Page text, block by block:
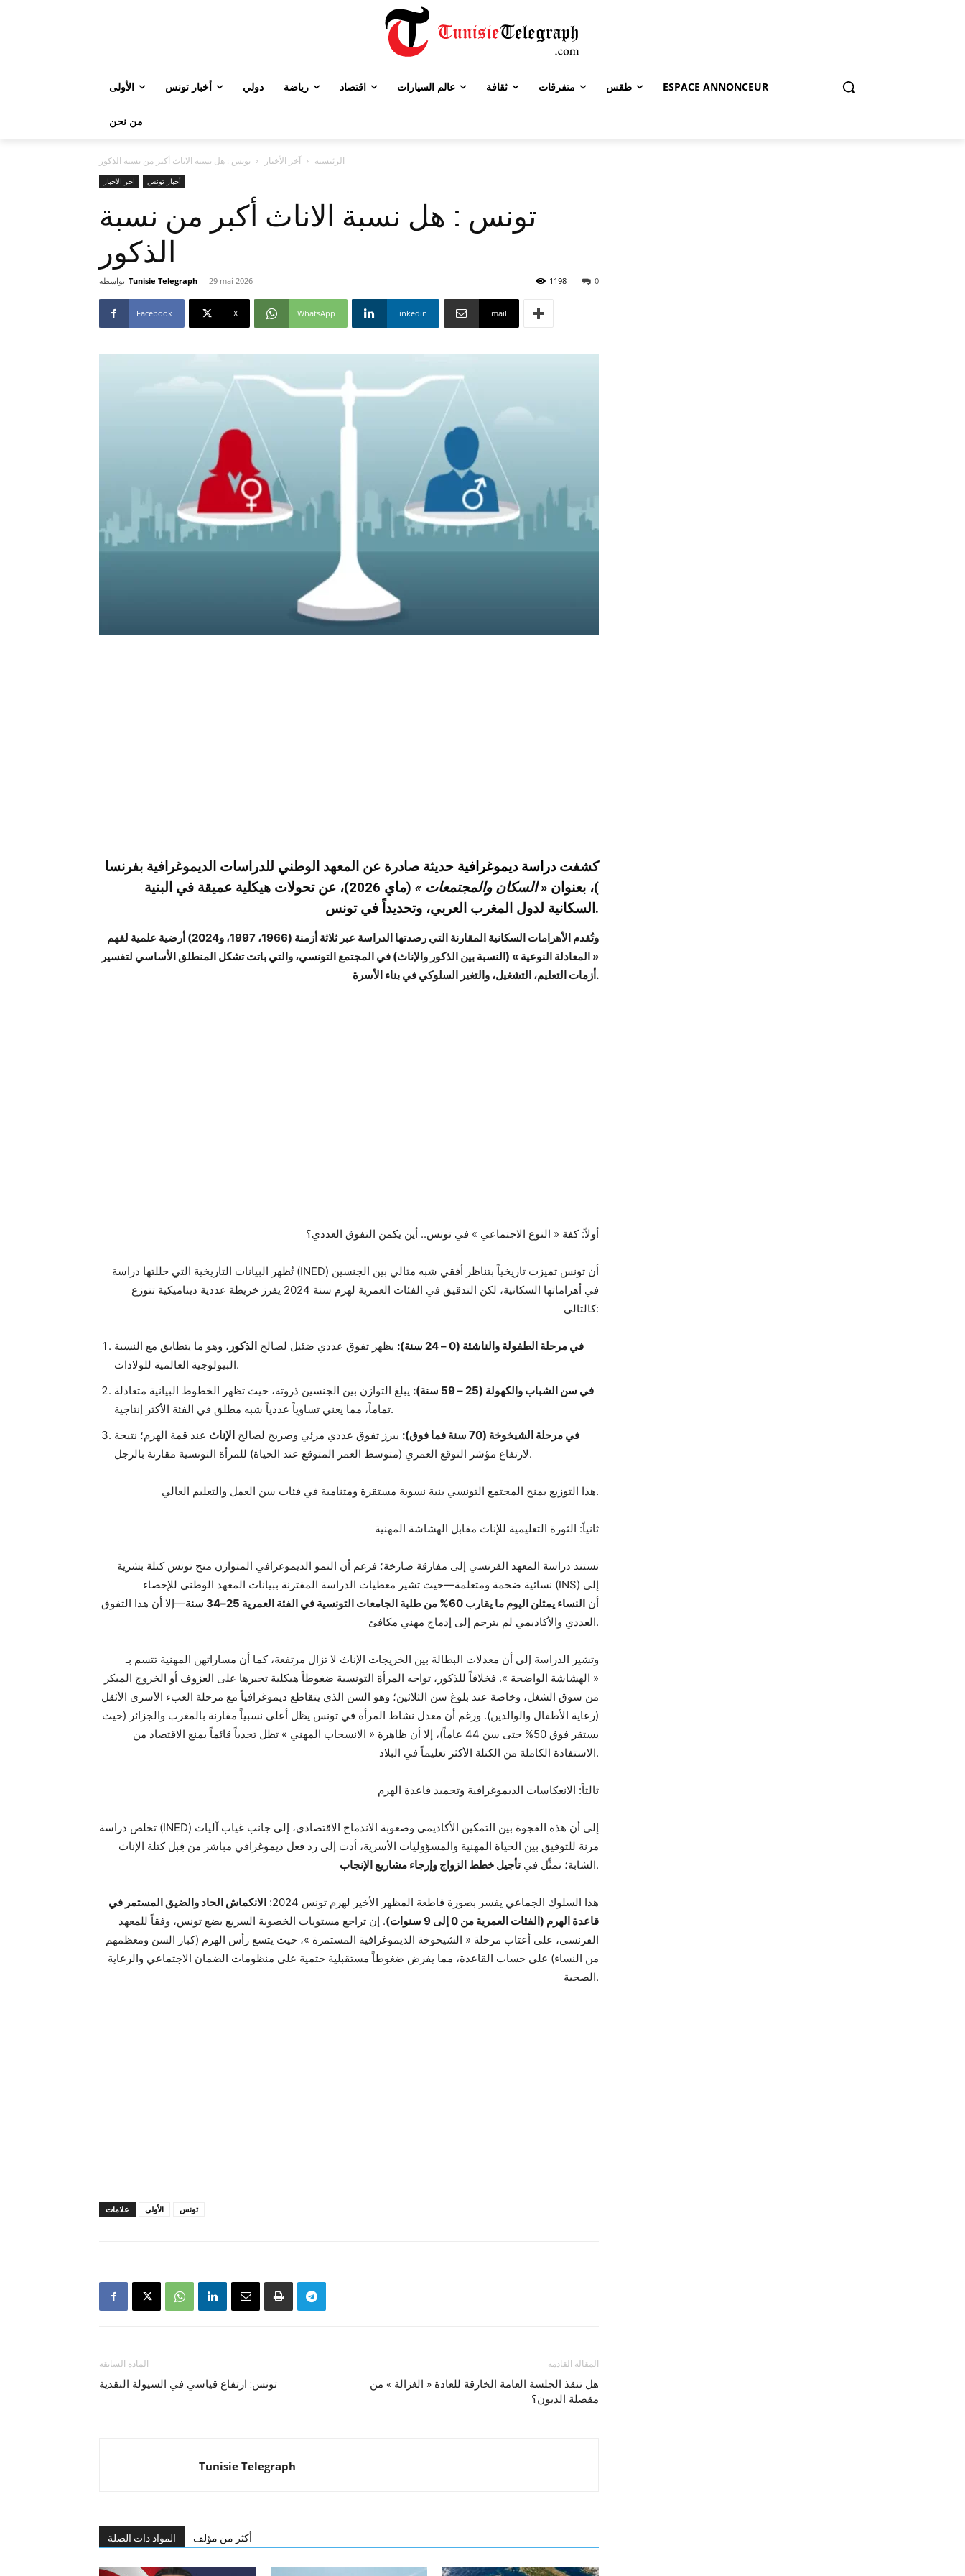
الأولى أخبار تونس دولي رياضة اقتصاد عالم السيارات ثقافة متفرقات طقس ESPACE ANNONCEUR
من نحن
الرئيسية آخر الأخبار تونس : هل نسبة الاناث أكبر من نسبة الذكور
آخر الأخبار أخبار تونس
تونس : هل نسبة الاناث أكبر من نسبة
الذكور
بواسطة Tunisie Telegraph - 29 mai 2026 0
1198
Facebook X WhatsApp Linkedin Email
كشفت دراسة ديموغرافية حديثة صادرة عن المعهد الوطني للدراسات الديموغرافية بفرنسا
)، بعنوان « السكان والمجتمعات »
(ماي 2026)، عن تحولات هيكلية عميقة في البنية
السكانية لدول المغرب العربي، وتحديداً في تونس.
وتُقدم الأهرامات السكانية المقارنة التي رصدتها الدراسة عبر ثلاثة أزمنة (1966، 1997، و2024) أرضية علمية لفهم
« المعادلة النوعية » (النسبة بين الذكور والإناث) في المجتمع التونسي، والتي باتت تشكل المنطلق الأساسي لتفسير
أزمات التعليم، التشغيل، والتغير السلوكي في بناء الأسرة.
أولاً: كفة « النوع الاجتماعي » في تونس.. أين يكمن التفوق العددي؟
تُظهر البيانات التاريخية التي حللتها دراسة (INED) أن تونس تميزت تاريخياً بتناظر أفقي شبه مثالي بين الجنسين
في أهراماتها السكانية، لكن التدقيق في الفئات العمرية لهرم سنة 2024 يفرز خريطة عددية ديناميكية تتوزع
كالتالي:
في مرحلة الطفولة والناشئة (0 – 24 سنة): يظهر تفوق عددي ضئيل لصالح الذكور ، وهو ما يتطابق مع النسبة
البيولوجية العالمية للولادات.
في سن الشباب والكهولة (25 – 59 سنة):
يبلغ التوازن بين الجنسين ذروته، حيث تظهر الخطوط البيانية متعادلة
تماماً، مما يعني تساوياً عددياً شبه مطلق في الفئة الأكثر إنتاجية.
في مرحلة الشيخوخة (70 سنة فما فوق):
يبرز تفوق عددي مرئي وصريح لصالح الإناث عند قمة الهرم؛ نتيجة
لارتفاع مؤشر التوقع العمري (متوسط العمر المتوقع عند الحياة) للمرأة التونسية مقارنة بالرجل.
هذا التوزيع يمنح المجتمع التونسي بنية نسوية مستقرة ومتنامية في فئات سن العمل والتعليم العالي.
ثانياً: الثورة التعليمية للإناث مقابل الهشاشة المهنية
تستند دراسة المعهد الفرنسي إلى مفارقة صارخة؛ فرغم أن النمو الديموغرافي المتوازن منح تونس كتلة بشرية
نسائية ضخمة ومتعلمة—حيث تشير معطيات الدراسة المقترنة ببيانات المعهد الوطني للإحصاء (INS) إلى
أن النساء يمثلن اليوم ما يقارب 60% من طلبة الجامعات التونسية في الفئة العمرية 25–34 سنة
—إلا أن هذا التفوق
العددي والأكاديمي لم يترجم إلى إدماج مهني مكافئ.
وتشير الدراسة إلى أن معدلات البطالة بين الخريجات الإناث لا تزال مرتفعة، كما أن مساراتهن المهنية تتسم بـ
« الهشاشة الواضحة ». فخلافاً للذكور، تواجه المرأة التونسية ضغوطاً هيكلية تجبرها على العزوف أو الخروج المبكر
من سوق الشغل، وخاصة عند بلوغ سن الثلاثين؛ وهو السن الذي يتقاطع ديموغرافياً مع مرحلة العبء الأسري الأثقل
(رعاية الأطفال والوالدين). ورغم أن معدل نشاط المرأة في تونس يظل أعلى نسبياً مقارنة بالمغرب والجزائر (حيث
يستقر فوق 50% حتى سن 44 عاماً)، إلا أن ظاهرة « الانسحاب المهني » تظل تحدياً قائماً يمنع الاقتصاد من
الاستفادة الكاملة من الكتلة الأكثر تعليماً في البلاد.
ثالثاً: الانعكاسات الديموغرافية وتجميد قاعدة الهرم
تخلص دراسة (INED) إلى أن هذه الفجوة بين التمكين الأكاديمي وصعوبة الاندماج الاقتصادي، إلى جانب غياب آليات
مرنة للتوفيق بين الحياة المهنية والمسؤوليات الأسرية، أدت إلى رد فعل ديموغرافي مباشر من قِبل كتلة الإناث
الشابة؛ تمثَّل فيتأجيل خطط الزواج وإرجاء مشاريع الإنجاب .
هذا السلوك الجماعي يفسر بصورة قاطعة المظهر الأخير لهرم تونس 2024:
الانكماش الحاد والضيق المستمر في
قاعدة الهرم (الفئات العمرية من 0 إلى 9 سنوات)
. إن تراجع مستويات الخصوبة السريع يضع تونس، وفقاً للمعهد
الفرنسي، على أعتاب مرحلة « الشيخوخة الديموغرافية المستمرة »، حيث يتسع رأس الهرم (كبار السن ومعظمهم
من النساء) على حساب القاعدة، مما يفرض ضغوطاً مستقبلية حتمية على منظومات الضمان الاجتماعي والرعاية
الصحية.
علامات الأولى تونس
المادة السابقة
تونس: ارتفاع قياسي في السيولة النقدية
المقالة القادمة
هل تنقذ الجلسة العامة الخارقة للعادة « الغزالة » من
مقصلة الديون؟
Tunisie Telegraph
المواد ذات الصلة أكثر من مؤلف